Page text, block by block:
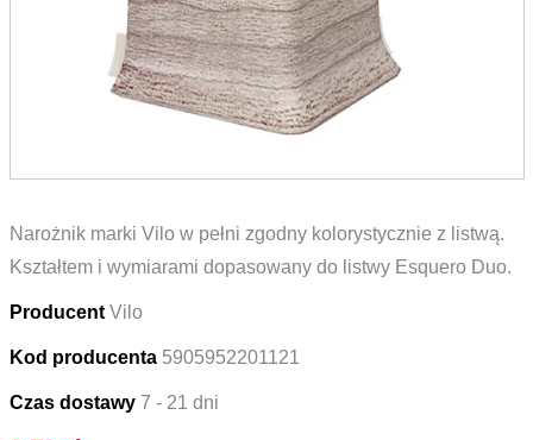
Narożnik marki Vilo w pełni zgodny kolorystycznie z listwą.
Kształtem i wymiarami dopasowany do listwy Esquero Duo.
Producent Vilo
Kod producenta 5905952201121
Czas dostawy 7 - 21 dni